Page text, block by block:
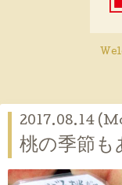
2017.08.14
桃の季節も